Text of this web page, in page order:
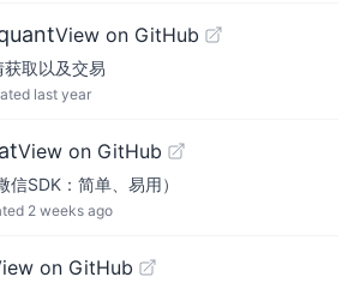
View on GitHub
取以及交易
last year
View on GitHub
SDK：简单、易用）
2 weeks ago
on GitHub